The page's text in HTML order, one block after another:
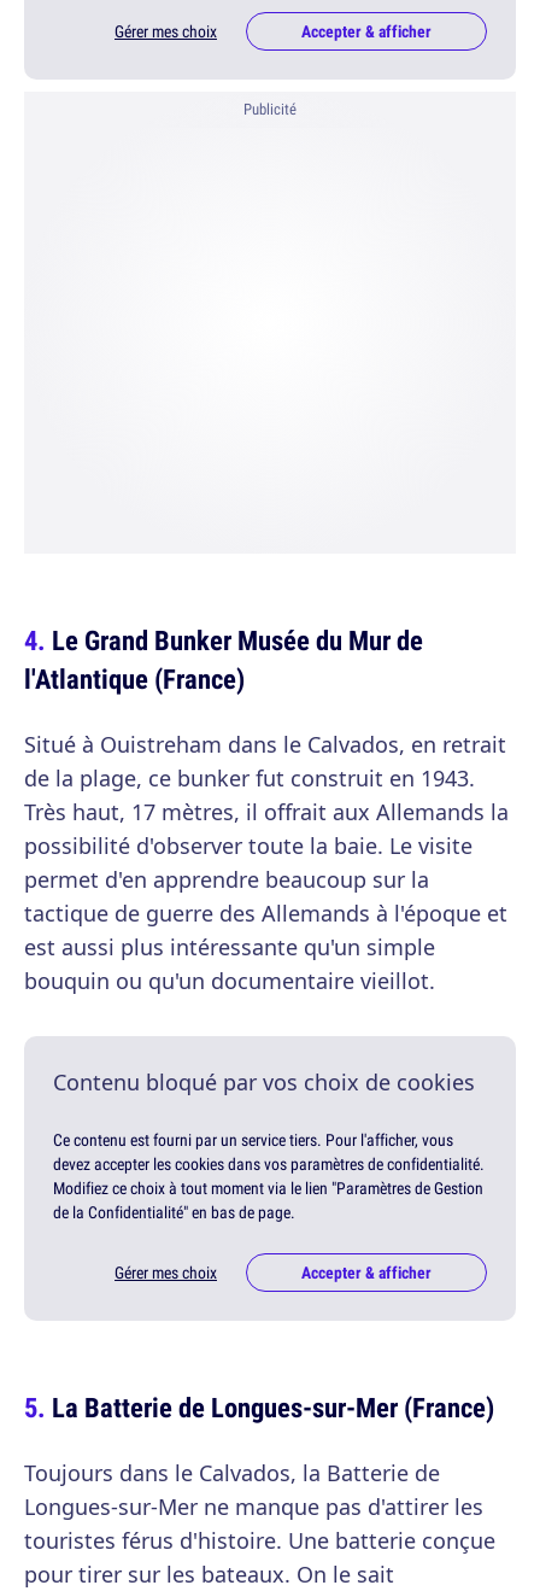
Gérer mes choix Accepter & afficher
Publicité
Le Grand Bunker Musée du Mur de
l'Atlantique (France)
Situé à Ouistreham dans le Calvados, en retrait
de la plage, ce bunker fut construit en 1943.
Très haut, 17 mètres, il offrait aux Allemands la
possibilité d'observer toute la baie. Le visite
permet d'en apprendre beaucoup sur la
tactique de guerre des Allemands à l'époque et
est aussi plus intéressante qu'un simple
bouquin ou qu'un documentaire vieillot.
Contenu bloqué par vos choix de cookies
Ce contenu est fourni par un service tiers. Pour l'afficher, vous
devez accepter les cookies dans vos paramètres de confidentialité.
Modifiez ce choix à tout moment via le lien "Paramètres de Gestion
de la Confidentialité" en bas de page.
Gérer mes choix Accepter & afficher
La Batterie de Longues-sur-Mer (France)
Toujours dans le Calvados, la Batterie de
Longues-sur-Mer ne manque pas d'attirer les
touristes férus d'histoire. Une batterie conçue
pour tirer sur les bateaux. On le sait